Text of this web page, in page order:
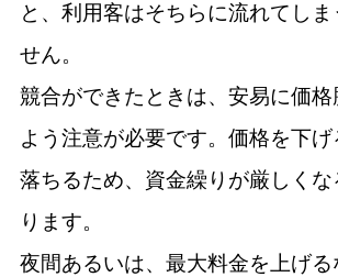
と、利用客はそちらに流れてしま
せん。
競合ができたときは、安易に価
よう注意が必要です。価格を下
落ちるため、資金繰りが厳しく
ります。
夜間あるいは、最大料金を上げ